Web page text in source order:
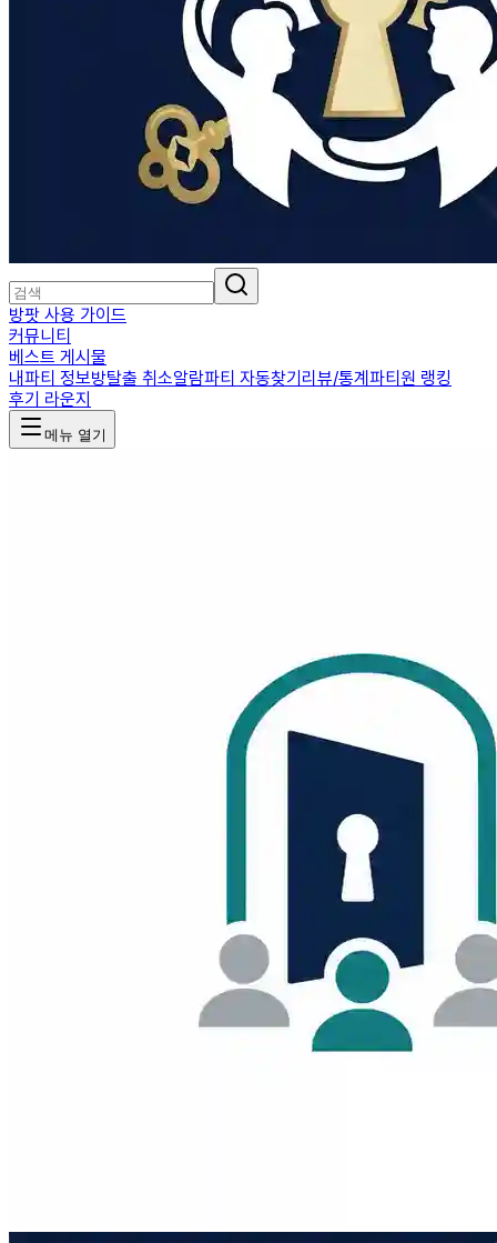
방팟 사용 가이드
커뮤니티
베스트 게시물
내파티 정보방탈출 취소알람파티 자동찾기리뷰/통계파티원 랭킹
후기 라운지
메뉴 열기